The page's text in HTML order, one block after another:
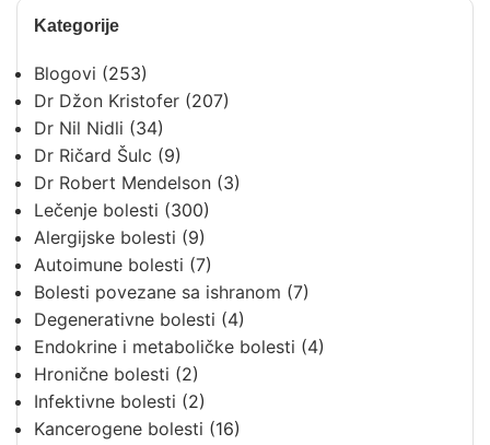
Kategorije
Blogovi (253)
Dr Džon Kristofer (207)
Dr Nil Nidli (34)
Dr Ričard Šulc (9)
Dr Robert Mendelson (3)
Lečenje bolesti (300)
Alergijske bolesti (9)
Autoimune bolesti (7)
Bolesti povezane sa ishranom (7)
Degenerativne bolesti (4)
Endokrine i metaboličke bolesti (4)
Hronične bolesti (2)
Infektivne bolesti (2)
Kancerogene bolesti (16)